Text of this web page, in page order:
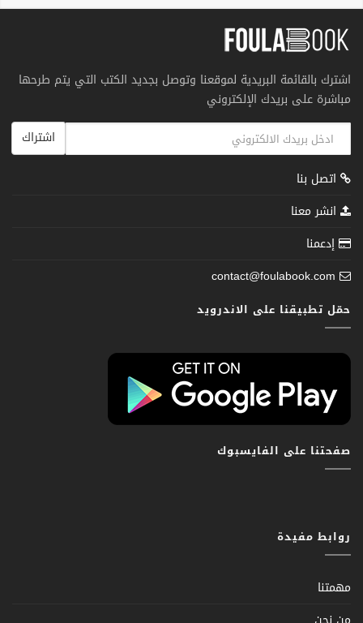
اشترك بالقائمة البريدية لموقعنا وتوصل بجديد الكتب التي يتم طرحها
مباشرة على بريدك الإلكتروني
اشتراك
اتصل بنا
انشر معنا
إدعمنا
contact@foulabook.com
حمّل تطبيقنا على الاندرويد
صفحتنا على الفايسبوك
روابط مفيدة
مهمتنا